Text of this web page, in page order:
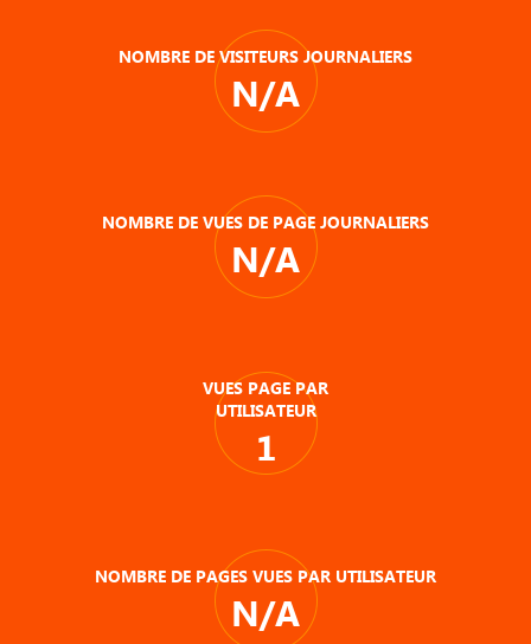
NOMBRE DE VISITEURS JOURNALIERS
N/A
NOMBRE DE VUES DE PAGE JOURNALIERS
N/A
VUES PAGE PAR
UTILISATEUR
1
NOMBRE DE PAGES VUES PAR UTILISATEUR
N/A